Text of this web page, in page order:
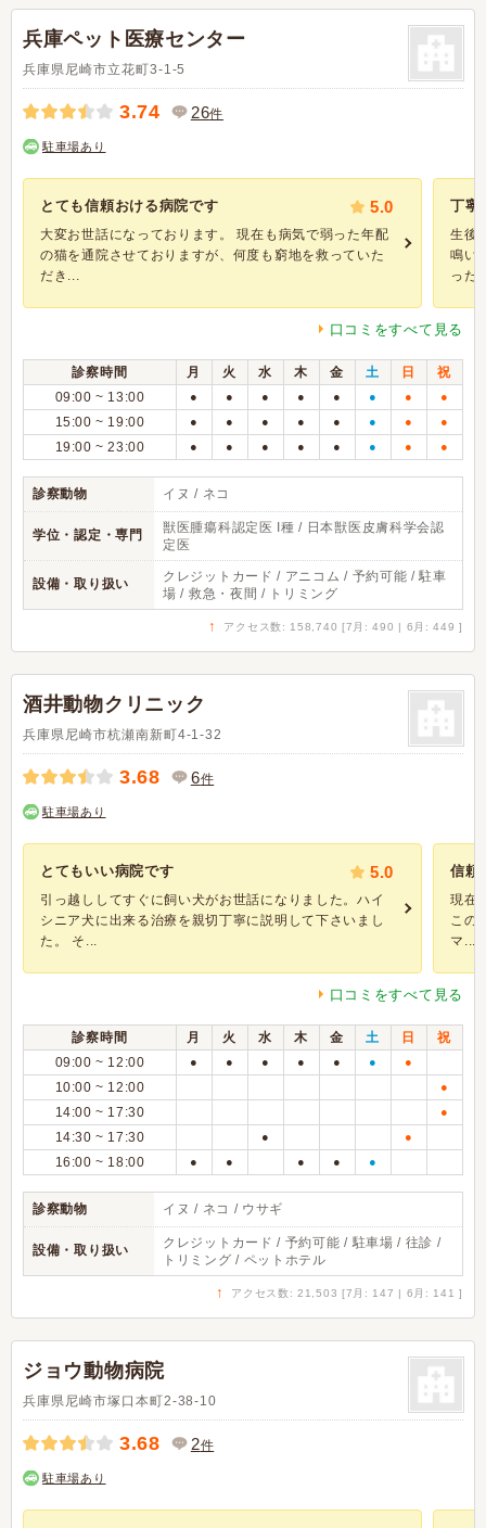
兵庫ペット医療センター
兵庫県尼崎市立花町3-1-5
3.74 26件
駐車場あり
とても信頼おける病院です 5.0
大変お世話になっております。 現在も病気で弱った年配
の猫を通院させておりますが、何度も窮地を救っていた
だき...
丁寧
生後
鳴い
った
口コミをすべて見る
診察時間 月 火 水 木 金 土 日
祝
09:00 ~ 13:00
● ● ● ● ● ● ● ●
15:00 ~ 19:00 ● ● ● ● ● ● ● ●
19:00 ~ 23:00 ● ● ● ● ● ● ● ●
診察動物 イヌ / ネコ
学位・認定・専門
獣医腫瘍科認定医 I種 / 日本獣医皮膚科学会認
定医
設備・取り扱い
クレジットカード / アニコム / 予約可能 / 駐車
場 / 救急・夜間 / トリミング
↑ アクセス数: 158,740 [7月: 490 | 6月: 449 ]
酒井動物クリニック
兵庫県尼崎市杭瀬南新町4-1-32
3.68 6件
駐車場あり
とてもいい病院です 5.0
引っ越ししてすぐに飼い犬がお世話になりました。ハイ
シニア犬に出来る治療を親切丁寧に説明して下さいまし
た。 そ...
信頼
現在
この
マ...
口コミをすべて見る
診察時間 月 火 水 木 金 土 日
祝
09:00 ~ 12:00
● ● ● ● ● ● ●
10:00 ~ 12:00 ●
14:00 ~ 17:30 ●
14:30 ~ 17:30 ● ●
16:00 ~ 18:00 ● ● ● ● ●
診察動物 イヌ / ネコ / ウサギ
設備・取り扱い
クレジットカード / 予約可能 / 駐車場 / 往診 /
トリミング / ペットホテル
↑ アクセス数: 21,503 [7月: 147 | 6月: 141 ]
ジョウ動物病院
兵庫県尼崎市塚口本町2-38-10
3.68 2件
駐車場あり